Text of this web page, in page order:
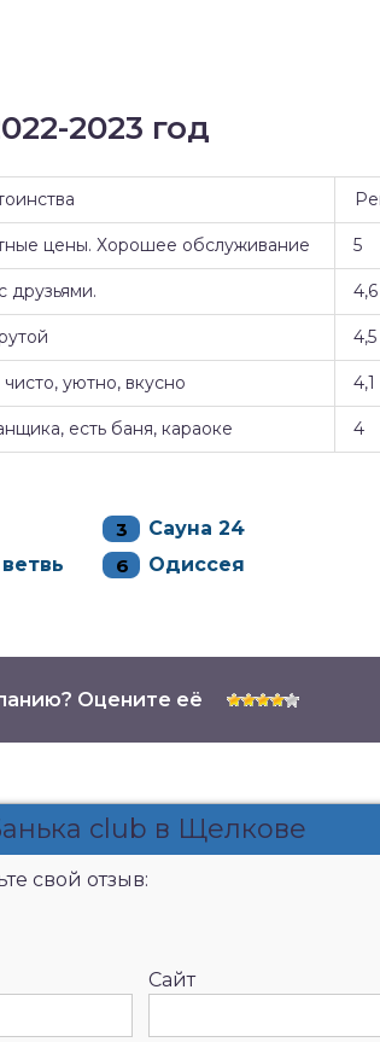
2023 год
цены. Хорошее обслуживание 5
друзьями. 4,6
4,5
уютно, вкусно 4,1
есть баня, караоке 4
Сауна 24
Одиссея
Оцените её
club в Щелкове
свой отзыв:
Сайт